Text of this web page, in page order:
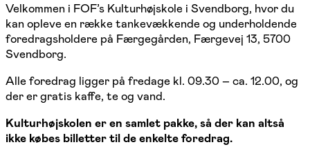
Velkommen i FOF’s Kulturhøjskole i Svendborg, hvor du
kan opleve en række tankevækkende og underholdende
foredragsholdere på Færgegården, Færgevej 13, 5700
Svendborg.
Alle foredrag ligger på fredage kl. 09.30 – ca. 12.00, og
der er gratis kaffe, te og vand.
Kulturhøjskolen er en samlet pakke, så der kan altså
ikke købes billetter til de enkelte foredrag.